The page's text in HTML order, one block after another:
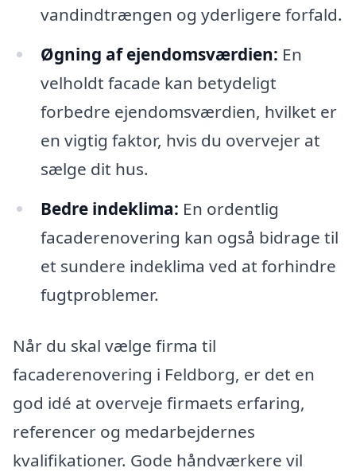
vandindtrængen og yderligere forfald.
Øgning af ejendomsværdien: En
velholdt facade kan betydeligt
forbedre ejendomsværdien, hvilket er
en vigtig faktor, hvis du overvejer at
sælge dit hus.
Bedre indeklima: En ordentlig
facaderenovering kan også bidrage til
et sundere indeklima ved at forhindre
fugtproblemer.
Når du skal vælge firma til
facaderenovering i Feldborg, er det en
god idé at overveje firmaets erfaring,
referencer og medarbejdernes
kvalifikationer. Gode håndværkere vil